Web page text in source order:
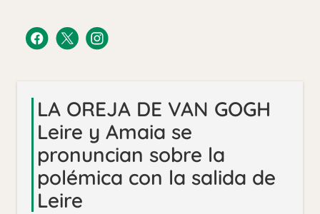
LA OREJA DE VAN GOGH
Leire y Amaia se
pronuncian sobre la
polémica con la salida de
Leire